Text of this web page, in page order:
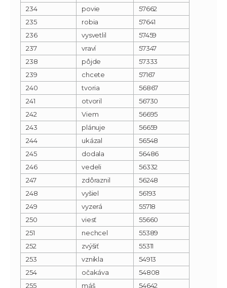
234
povie
57662
235
robia
57641
236
vysvetlil
57459
237
vraví
57347
238
pôjde
57333
239
chcete
57167
240
tvoria
56867
241
otvoril
56730
242
Viem
56695
243
plánuje
56659
244
ukázal
56548
245
dodala
56486
246
vedeli
56332
247
zdôraznil
56248
248
vyšiel
56193
249
vyzerá
55718
250
viesť
55660
251
nechcel
55389
252
zvýšiť
55311
253
vznikla
54913
254
očakáva
54808
255
máš
54642